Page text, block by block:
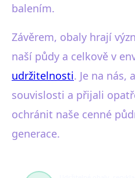
balením.
Závěrem, obaly hrají
naší půdy a celkově v
udržitelnosti. Je na nás,
souvislosti a přijali
ochránit naše cenné
generace.